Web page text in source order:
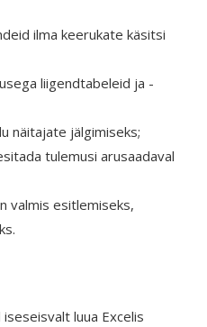
ilma keerukate käsitsi
liigendtabeleid ja -
näitajate jälgimiseks;
tulemusi arusaadaval
valmis esitlemiseks,
luua Excelis